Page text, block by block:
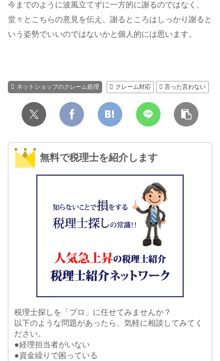
今までのように波風立てずに一方的に謝るのではなく、
堂々とこちらの意見を伝え、謝るところはしっかり謝ると
いう姿勢でいいのではないかと個人的には思います。
ネットショップのクレーム処理 クレーム対応 言った言わない
無料で税理士を紹介します
税理士探しを「プロ」に任せてみませんか？
以下のような問題があったら、気軽に相談してみてく
ださい。
●経理担当者がいない
●資金繰りで困っている